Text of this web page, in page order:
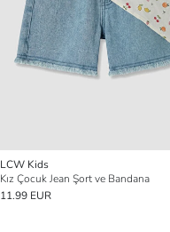
LCW Kids
Kız Çocuk Jean Şort ve Bandana
11.99 EUR